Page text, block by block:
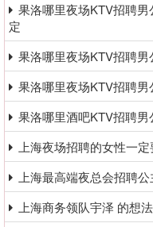
果洛哪里夜场KTV招聘
定
果洛哪里夜场KTV招聘
果洛哪里夜场KTV招聘
果洛哪里酒吧KTV招聘
上海夜场招聘的女性一
上海最高端夜总会招聘
上海商务领队宇泽 的想